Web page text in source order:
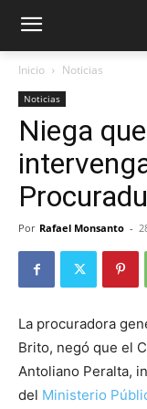
Inicio Noticias
Noticias
Niega
Por Rafael Monsanto -
La procuradora
Brito, negó que el
Antoliano Peralta,
del Ministerio